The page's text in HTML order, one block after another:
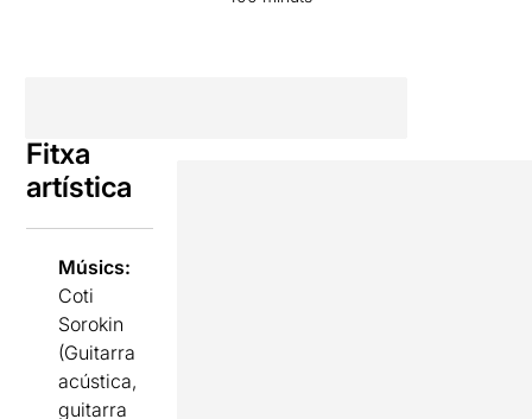
Fitxa
artística
Músics:
Coti
Sorokin
(Guitarra
acústica,
guitarra